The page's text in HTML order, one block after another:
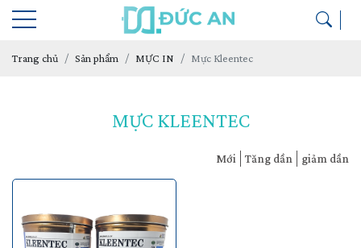
Trang chủ Sản phẩm MỰC IN Mực Kleentec
MỰC KLEENTEC
Mới Tăng dần giảm dần